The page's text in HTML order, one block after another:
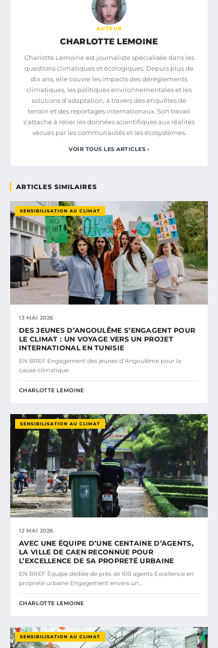
AUTEUR
CHARLOTTE LEMOINE
Charlotte Lemoine est journaliste spécialisée dans les
questions climatiques et écologiques. Depuis plus de
dix ans, elle couvre les impacts des dérèglements
climatiques, les politiques environnementales et les
solutions d’adaptation, à travers des enquêtes de
terrain et des reportages internationaux. Son travail
s’attache à relier les données scientifiques aux réalités
vécues par les communautés et les écosystèmes.
VOIR TOUS LES ARTICLES ›
ARTICLES SIMILAIRES
SENSIBILISATION AU CLIMAT
13 MAI 2026
DES JEUNES D’ANGOULÊME S’ENGAGENT POUR
LE CLIMAT : UN VOYAGE VERS UN PROJET
INTERNATIONAL EN TUNISIE
EN BREF Engagement des jeunes d’Angoulême pour la
cause climatique.
CHARLOTTE LEMOINE
SENSIBILISATION AU CLIMAT
12 MAI 2026
AVEC UNE ÉQUIPE D’UNE CENTAINE D’AGENTS,
LA VILLE DE CAEN RECONNUE POUR
L’EXCELLENCE DE SA PROPRETÉ URBAINE
EN BREF Équipe dédiée de près de 100 agents Excellence en
propreté urbaine Engagement envers un…
CHARLOTTE LEMOINE
SENSIBILISATION AU CLIMAT